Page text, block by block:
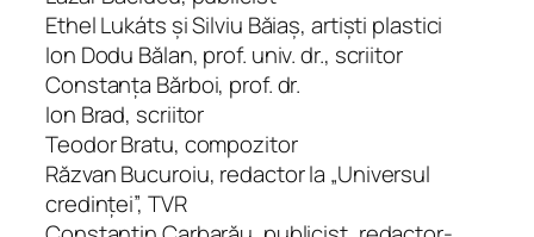
Ethel Lukáts şi Silviu Băiaş, artişti plastici
Ion Dodu Bălan, prof. univ. dr., scriitor
Constanţa Bărboi, prof. dr.
Ion Brad, scriitor
Teodor Bratu, compozitor
Răzvan Bucuroiu, redactor la „Universul
credinţei”, TVR